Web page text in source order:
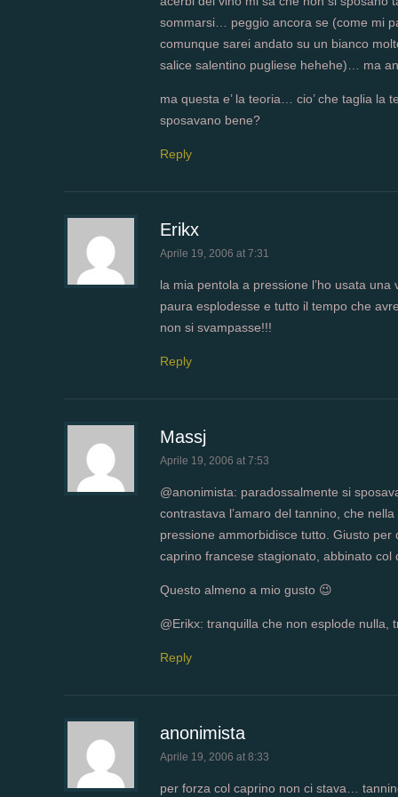
sommarsi… peggio ancora se (come mi
comunque sarei andato su un bianco
salice salentino pugliese hehehe)… ma
ma questa e’ la teoria… cio’ che taglia la
sposavano bene?
Reply
Erikx
Aprile 19, 2006 at 7:31
la mia pentola a pressione l’ho usata
paura esplodesse e tutto il tempo che
non si svampasse!!!
Reply
Massj
Aprile 19, 2006 at 7:53
@anonimista: paradossalmente si
contrastava l’amaro del tannino, che
pressione ammorbidisce tutto. Giusto
caprino francese stagionato, abbinato
Questo almeno a mio gusto 😉
@Erikx: tranquilla che non esplode
Reply
anonimista
Aprile 19, 2006 at 8:33
per forza col caprino non ci stava…